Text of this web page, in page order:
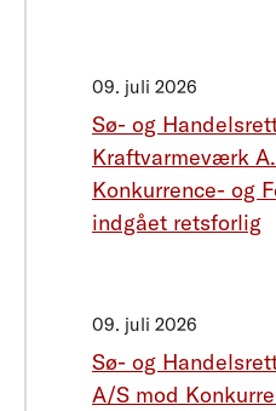
09. juli 2026
Sø- og
Kraftvarmeværk
Konkurrence- og
indgået retsforlig
09. juli 2026
Sø- og
A/S mod